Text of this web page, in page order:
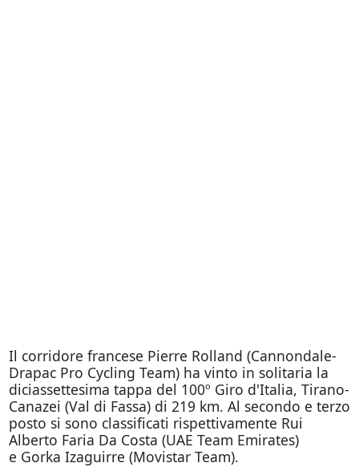
Il corridore francese Pierre Rolland (Cannondale-
Drapac Pro Cycling Team) ha vinto in solitaria la
diciassettesima tappa del 100º Giro d'Italia, Tirano-
Canazei (Val di Fassa) di 219 km. Al secondo e terzo
posto si sono classificati rispettivamente Rui
Alberto Faria Da Costa (UAE Team Emirates)
e Gorka Izaguirre (Movistar Team).